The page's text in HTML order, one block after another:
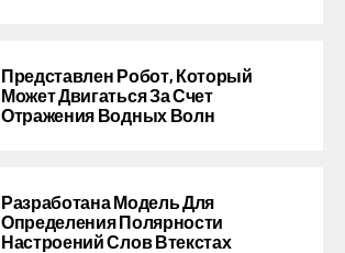
Представлен Робот, Который
Может Двигаться За Счет
Отражения Водных Волн
Разработана Модель Для
Определения Полярности
Настроений Слов Втекстах